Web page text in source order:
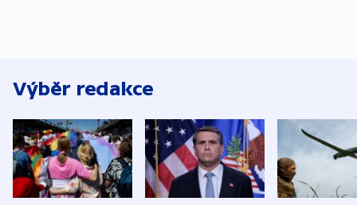
Výběr redakce